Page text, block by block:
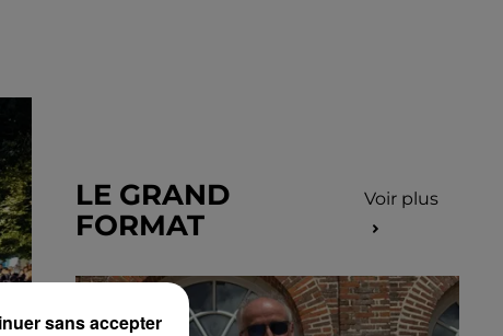
LE GRAND
FORMAT
Voir plus
sans accepter